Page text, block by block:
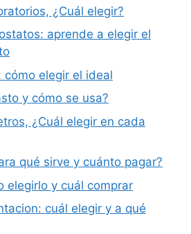
¿Cuál elegir?
aprende a elegir el
cómo elegir el ideal
y cómo se usa?
¿Cuál elegir en cada
qué sirve y cuánto pagar?
elegirlo y cuál comprar
cuál elegir y a qué